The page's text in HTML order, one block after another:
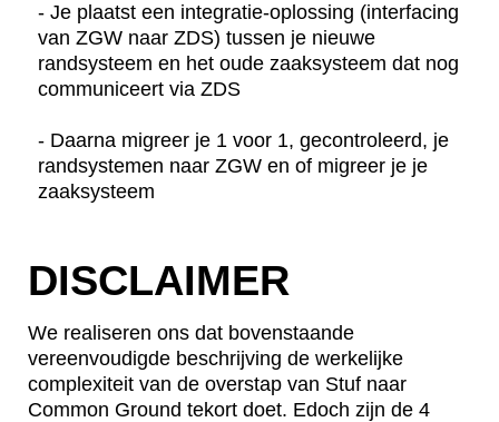
- Je plaatst een integratie-oplossing (interfacing
van ZGW naar ZDS) tussen je nieuwe
randsysteem en het oude zaaksysteem dat nog
communiceert via ZDS
- Daarna migreer je 1 voor 1, gecontroleerd, je
randsystemen naar ZGW en of migreer je je
zaaksysteem
DISCLAIMER
We realiseren ons dat bovenstaande
vereenvoudigde beschrijving de werkelijke
complexiteit van de overstap van Stuf naar
Common Ground tekort doet. Edoch zijn de 4